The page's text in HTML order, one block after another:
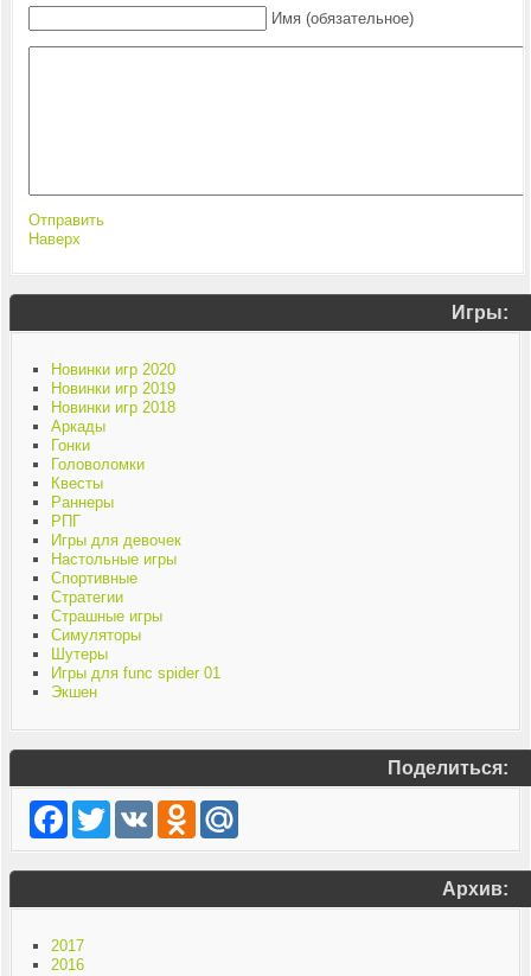
Имя (обязательное)
Отправить
Наверх
Игры:
Новинки игр 2020
Новинки игр 2019
Новинки игр 2018
Аркады
Гонки
Головоломки
Квесты
Раннеры
РПГ
Игры для девочек
Настольные игры
Спортивные
Стратегии
Страшные игры
Симуляторы
Шутеры
Игры для func spider 01
Экшен
Поделиться:
Facebook
TwitterVK Odnoklassniki
Mail.Ru
Архив:
2017
2016